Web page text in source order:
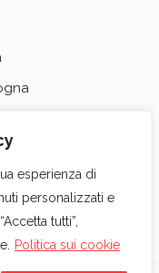
esperienza di
personalizzati e
tutti”,
Politica sui cookie
Blog Contatti